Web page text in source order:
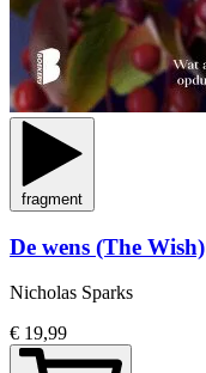
fragment
De wens (The Wish)
Nicholas Sparks
€ 19,99